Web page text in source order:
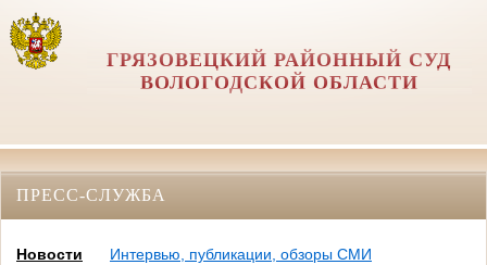
ГРЯЗОВЕЦКИЙ РАЙОННЫЙ СУД
ВОЛОГОДСКОЙ ОБЛАСТИ
ПРЕСС-СЛУЖБА
Новости
Интервью, публикации, обзоры СМИ